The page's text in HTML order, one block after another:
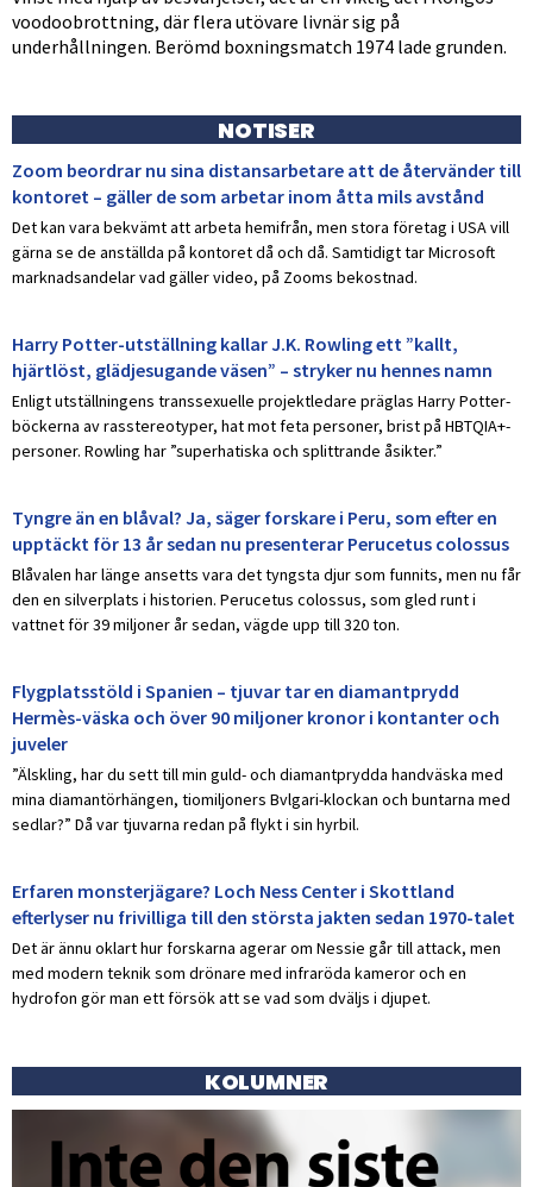
voodoobrottning, där flera utövare livnär sig på
underhållningen. Berömd boxningsmatch 1974 lade grunden.
NOTISER
Zoom beordrar nu sina distansarbetare att de återvänder till
kontoret – gäller de som arbetar inom åtta mils avstånd
Det kan vara bekvämt att arbeta hemifrån, men stora företag i USA vill
gärna se de anställda på kontoret då och då. Samtidigt tar Microsoft
marknadsandelar vad gäller video, på Zooms bekostnad.
Harry Potter-utställning kallar J.K. Rowling ett ”kallt,
hjärtlöst, glädjesugande väsen” – stryker nu hennes namn
Enligt utställningens transsexuelle projektledare präglas Harry Potter-
böckerna av rasstereotyper, hat mot feta personer, brist på HBTQIA+-
personer. Rowling har ”superhatiska och splittrande åsikter.”
Tyngre än en blåval? Ja, säger forskare i Peru, som efter en
upptäckt för 13 år sedan nu presenterar Perucetus colossus
Blåvalen har länge ansetts vara det tyngsta djur som funnits, men nu får
den en silverplats i historien. Perucetus colossus, som gled runt i
vattnet för 39 miljoner år sedan, vägde upp till 320 ton.
Flygplatsstöld i Spanien – tjuvar tar en diamantprydd
Hermès-väska och över 90 miljoner kronor i kontanter och
juveler
”Älskling, har du sett till min guld- och diamantprydda handväska med
mina diamantörhängen, tiomiljoners Bvlgari-klockan och buntarna med
sedlar?” Då var tjuvarna redan på flykt i sin hyrbil.
Erfaren monsterjägare? Loch Ness Center i Skottland
efterlyser nu frivilliga till den största jakten sedan 1970-talet
Det är ännu oklart hur forskarna agerar om Nessie går till attack, men
med modern teknik som drönare med infraröda kameror och en
hydrofon gör man ett försök att se vad som dväljs i djupet.
KOLUMNER